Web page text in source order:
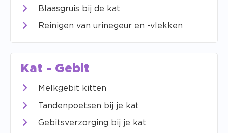
Blaasgruis bij de kat
Reinigen van urinegeur en -vlekken
Kat - Gebit
Melkgebit kitten
Tandenpoetsen bij je kat
Gebitsverzorging bij je kat